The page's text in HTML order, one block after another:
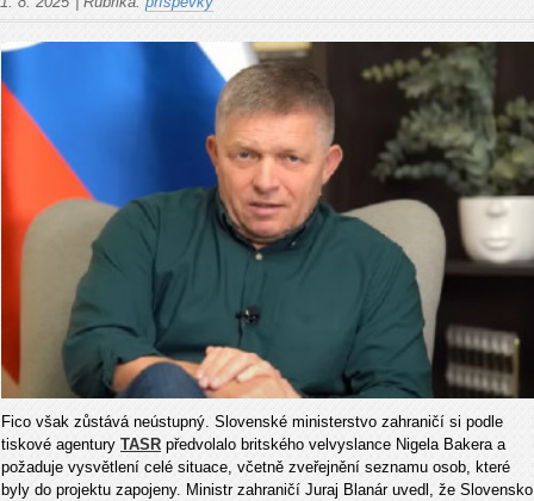
Fico však zůstává neústupný. Slovenské ministerstvo zahraničí si podle
tiskové agentury TASR předvolalo britského velvyslance Nigela Bakera a
požaduje vysvětlení celé situace, včetně zveřejnění seznamu osob, které
byly do projektu zapojeny. Ministr zahraničí Juraj Blanár uvedl, že Slovensko